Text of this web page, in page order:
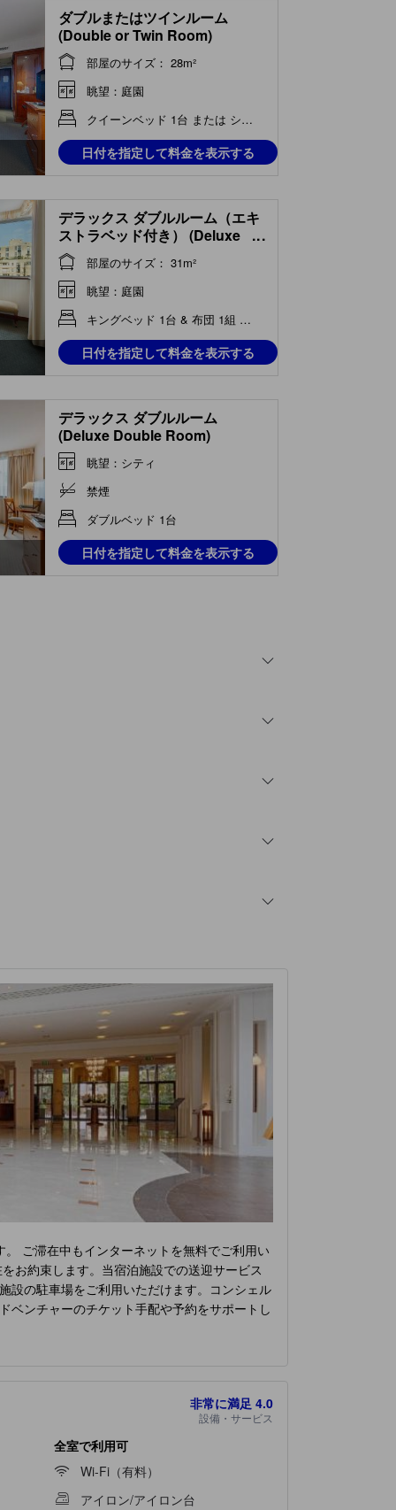
ダブルまたはツインルーム
(Double or Twin Room)
部屋のサイズ： 28m²
眺望：庭園
クイーンベッド 1台 または シングルベッド 2台
日付を指定して料金を表示する
デラックス ダブルルーム（エキ
ストラベッド付き） (Deluxe
Double Room with Extra Bed)
...
部屋のサイズ： 31m²
眺望：庭園
キングベッド 1台 & 布団 1組 または 布団 1組...
日付を指定して料金を表示する
デラックス ダブルルーム
(Deluxe Double Room)
眺望：シティ
禁煙
ダブルベッド 1台
日付を指定して料金を表示する
ご滞在中もインターネットを無料でご利用い
お約束します。当宿泊施設での送迎サービス
設の駐車場をご利用いただけます。コンシェル
ベンチャーのチケット手配や予約をサポートし
つでも満足できるよう、簡単に利用できるおい
オクシデンタ
リラクゼーションをご堪能ください。 当宿泊
非常に満足 4.0
設備・サービス
全室で利用可
Wi-Fi（有料）
アイロン/アイロン台